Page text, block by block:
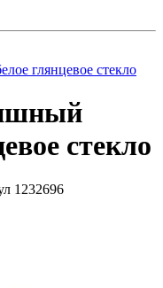
глянцевое стекло
стекло
1232696